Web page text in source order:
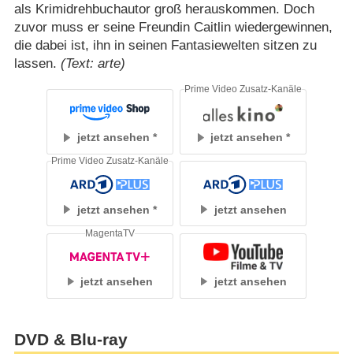
als Krimidrehbuchautor groß herauskommen. Doch
zuvor muss er seine Freundin Caitlin wiedergewinnen,
die dabei ist, ihn in seinen Fantasiewelten sitzen zu
lassen. (Text: arte)
jetzt ansehen jetzt ansehen
Prime Video Zusatz-Kanäle
jetzt ansehen
Prime Video Zusatz-Kanäle
jetzt ansehen
jetzt ansehen
MagentaTV
jetzt ansehen
DVD & Blu-ray